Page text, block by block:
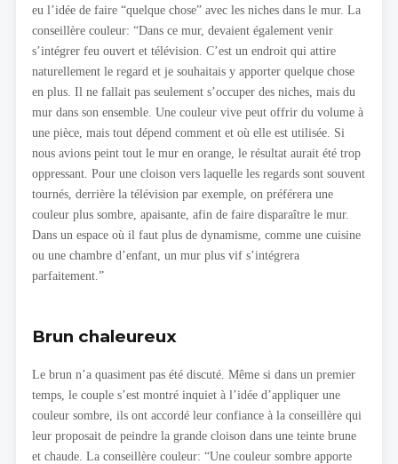
eu l’idée de faire “quelque chose” avec les niches dans le mur. La
conseillère couleur: “Dans ce mur, devaient également venir
s’intégrer feu ouvert et télévision. C’est un endroit qui attire
naturellement le regard et je souhaitais y apporter quelque chose
en plus. Il ne fallait pas seulement s’occuper des niches, mais du
mur dans son ensemble. Une couleur vive peut offrir du volume à
une pièce, mais tout dépend comment et où elle est utilisée. Si
nous avions peint tout le mur en orange, le résultat aurait été trop
oppressant. Pour une cloison vers laquelle les regards sont souvent
tournés, derrière la télévision par exemple, on préférera une
couleur plus sombre, apaisante, afin de faire disparaître le mur.
Dans un espace où il faut plus de dynamisme, comme une cuisine
ou une chambre d’enfant, un mur plus vif s’intégrera
parfaitement.”
Brun chaleureux
Le brun n’a quasiment pas été discuté. Même si dans un premier
temps, le couple s’est montré inquiet à l’idée d’appliquer une
couleur sombre, ils ont accordé leur confiance à la conseillère qui
leur proposait de peindre la grande cloison dans une teinte brune
et chaude. La conseillère couleur: “Une couleur sombre apporte